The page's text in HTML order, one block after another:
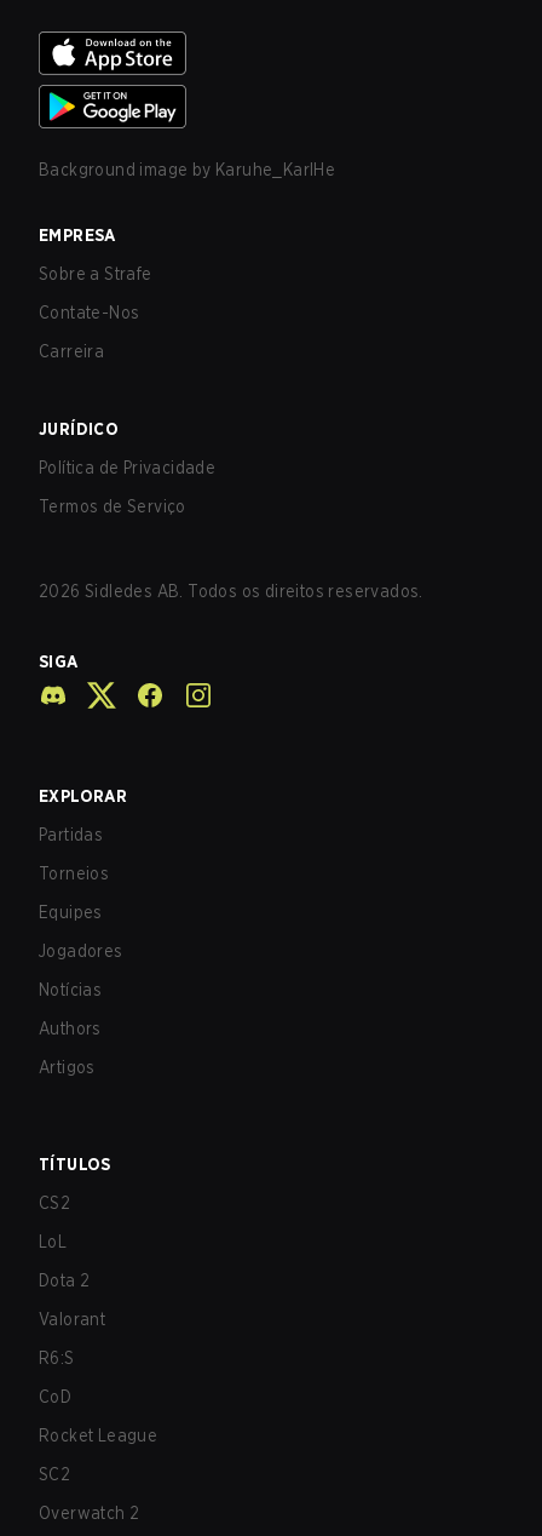
Background image by Karuhe_KarlHe
EMPRESA
Sobre a Strafe
Contate-Nos
Carreira
JURÍDICO
Política de Privacidade
Termos de Serviço
2026 Sidledes AB. Todos os direitos reservados.
SIGA
EXPLORAR
Partidas
Torneios
Equipes
Jogadores
Notícias
Authors
Artigos
TÍTULOS
CS2
LoL
Dota 2
Valorant
R6:S
CoD
Rocket League
SC2
Overwatch 2